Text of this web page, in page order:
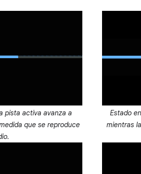
pista activa avanza a
que se reproduce
Estado
mientras